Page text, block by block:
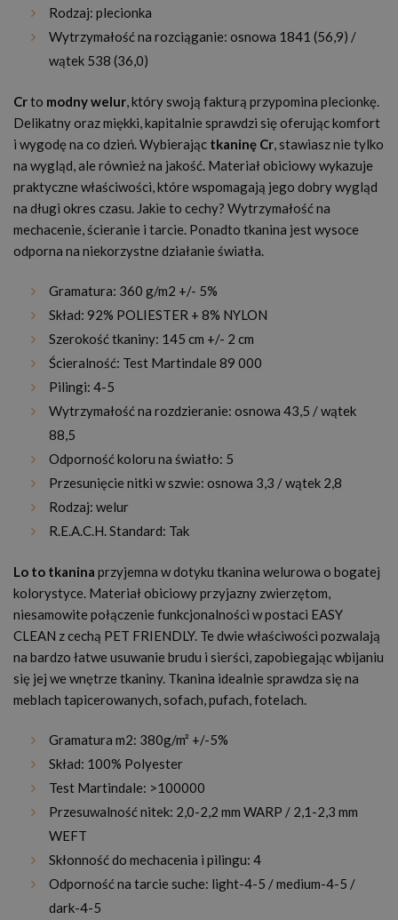
Rodzaj: plecionka
Wytrzymałość na rozciąganie: osnowa 1841 (56,9) /
wątek 538 (36,0)
Crto modny welur, który swoją fakturą przypomina plecionkę.
Delikatny oraz miękki, kapitalnie sprawdzi się oferując komfort
i wygodę na co dzień. Wybierając tkaninę Cr, stawiasz nie tylko
na wygląd, ale również na jakość. Materiał obiciowy wykazuje
praktyczne właściwości, które wspomagają jego dobry wygląd
na długi okres czasu. Jakie to cechy? Wytrzymałość na
mechacenie, ścieranie i tarcie. Ponadto tkanina jest wysoce
odporna na niekorzystne działanie światła.
Gramatura: 360 g/m2 +/- 5%
Skład: 92% POLIESTER + 8% NYLON
Szerokość tkaniny: 145 cm +/- 2 cm
Ścieralność: Test Martindale 89 000
Pilingi: 4-5
Wytrzymałość na rozdzieranie: osnowa 43,5 / wątek
88,5
Odporność koloru na światło: 5
Przesunięcie nitki w szwie: osnowa 3,3 / wątek 2,8
Rodzaj: welur
R.E.A.C.H. Standard: Tak
Lo to tkanina przyjemna w dotyku tkanina welurowa o bogatej
kolorystyce. Materiał obiciowy przyjazny zwierzętom,
niesamowite połączenie funkcjonalności w postaci EASY
CLEAN z cechą PET FRIENDLY. Te dwie właściwości pozwalają
na bardzo łatwe usuwanie brudu i sierści, zapobiegając wbijaniu
się jej we wnętrze tkaniny. Tkanina idealnie sprawdza się na
meblach tapicerowanych, sofach, pufach, fotelach.
Gramatura m2: 380g/m² +/-5%
Skład: 100% Polyester
Test Martindale: >100000
Przesuwalność nitek: 2,0-2,2 mm WARP / 2,1-2,3 mm
WEFT
Skłonność do mechacenia i pilingu: 4
Odporność na tarcie suche: light-4-5 / medium-4-5 /
dark-4-5